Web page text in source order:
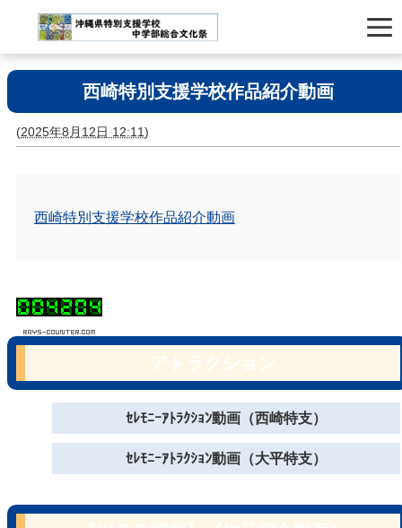
西崎特別支援学校作品紹介動画
(2025年8月12日 12:11)
西崎特別支援学校作品紹介動画
ｾﾚﾓﾆｰｱﾄﾗｸｼｮﾝ動画（西崎特支）
ｾﾚﾓﾆｰｱﾄﾗｸｼｮﾝ動画（大平特支）